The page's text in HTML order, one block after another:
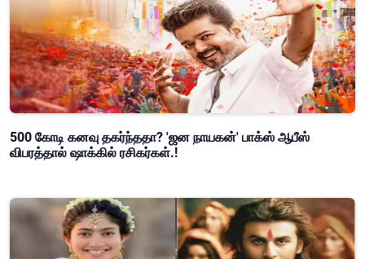
500 கோடி கனவு தகர்ந்ததா? 'ஜன நாயகன்' பாக்ஸ் ஆபீஸ்
விபரத்தால் ஷாக்கில் ரசிகர்கள்.!